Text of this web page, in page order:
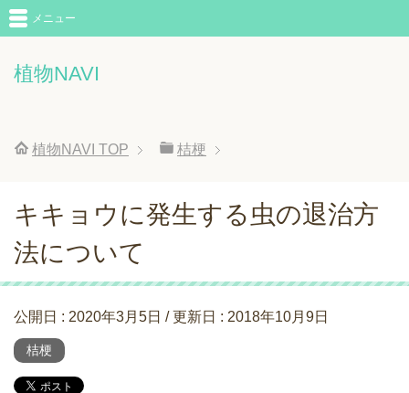
植物NAVI
メニュー
植物NAVI TOP 桔梗
キキョウに発生する虫の退治方
法について
公開日 : 2020年3月5日 / 更新日 : 2018年10月9日
桔梗